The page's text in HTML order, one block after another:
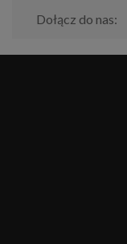
Dołącz do nas: